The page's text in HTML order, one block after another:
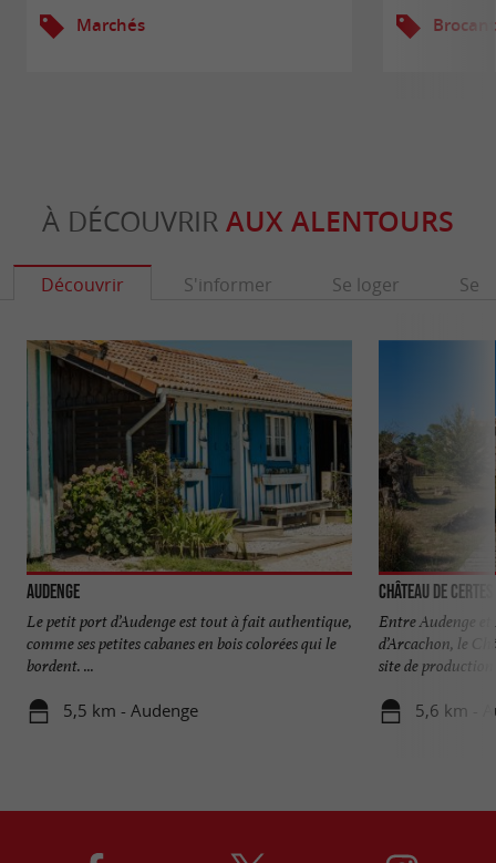
Marchés
À DÉCOUVRIR AUX ALENTOURS
Découvrir S'informer Se loger Se
Audenge
Le petit port d’Audenge est tout à fait authentique,
comme ses petites cabanes en bois colorées qui le
bordent. ...
5,5 km - Audenge
Château de Certes
Entre Audenge
d’Arcachon, le
site de production
5,6 km -